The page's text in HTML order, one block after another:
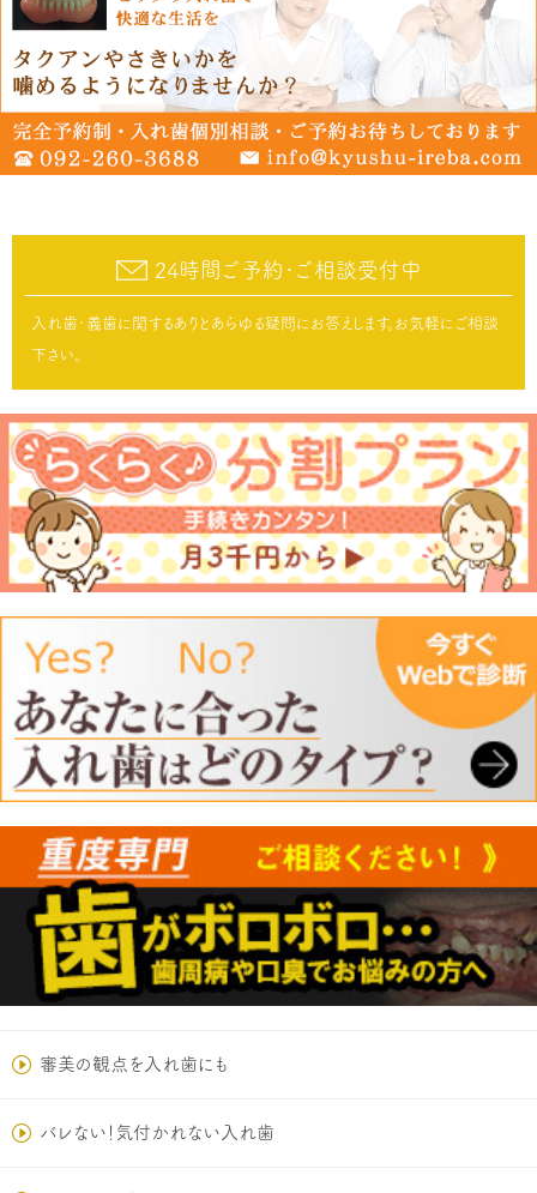
24時間ご予約･ご相談受付中
入れ歯･義歯に関するありとあらゆる疑問にお答えします。お気軽にご相談
下さい。
審美の観点を入れ歯にも
バレない！気付かれない入れ歯